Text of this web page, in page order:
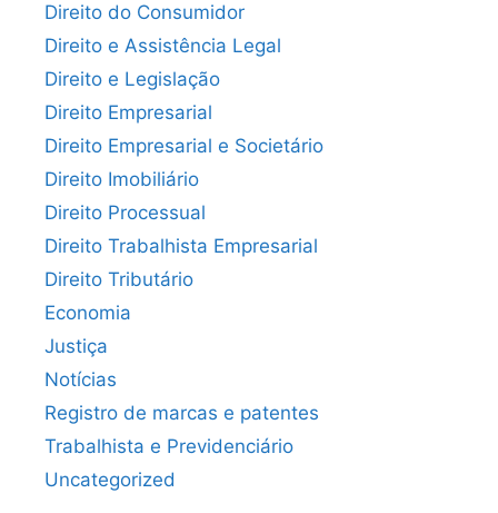
Direito do Consumidor
Direito e Assistência Legal
Direito e Legislação
Direito Empresarial
Direito Empresarial e Societário
Direito Imobiliário
Direito Processual
Direito Trabalhista Empresarial
Direito Tributário
Economia
Justiça
Notícias
Registro de marcas e patentes
Trabalhista e Previdenciário
Uncategorized